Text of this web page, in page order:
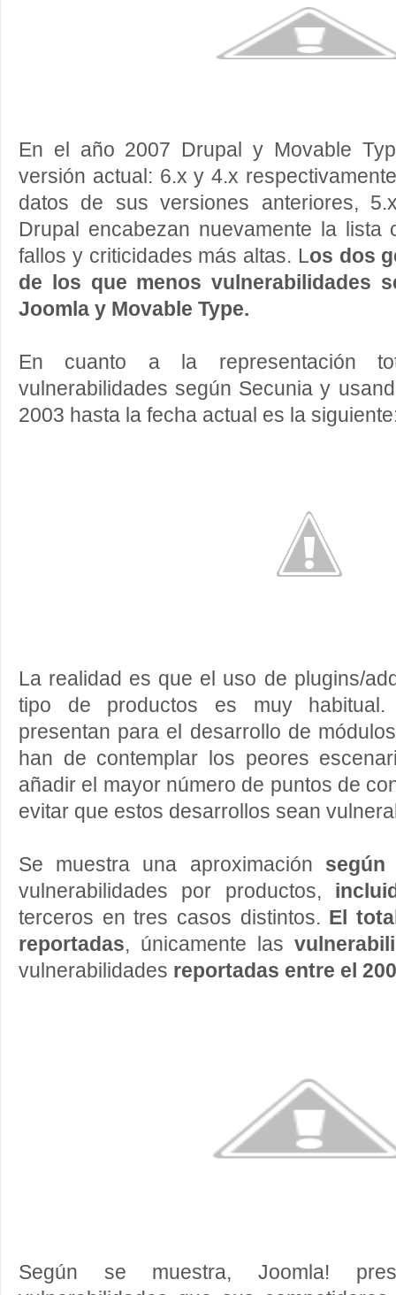
En el año 2007 Drupal y Movable
versión actual: 6.x y 4.x
datos de sus versiones anteriores,
Drupal encabezan nuevamente la lista
fallos y criticidades más altas. Los dos
de los que menos vulnerabilidades
Joomla y Movable Type.
En cuanto a la representación
vulnerabilidades según Secunia y
2003 hasta la fecha actual es la
La realidad es que el uso de plugins/
tipo de productos es muy habitual.
presentan para el desarrollo de
han de contemplar los peores
añadir el mayor número de puntos de
evitar que estos desarrollos sean
Se muestra una aproximación
vulnerabilidades por productos,
terceros en tres casos distintos. El
reportadas, únicamente las
vulnerabilidades reportadas entre el
Según se muestra, Joomla!